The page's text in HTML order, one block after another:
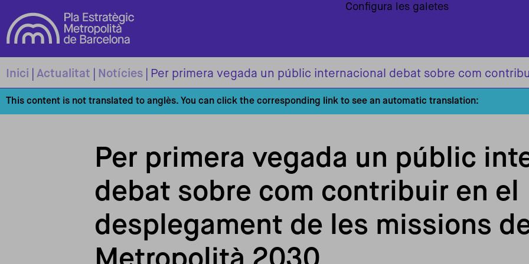
Inici Actualitat Notícies
This content is not translated to anglès. You can click the corresponding link to see an automatic translation:
Per primera vegada un públic
debat sobre com contribuir en el
desplegament de les missions
Configura les galetes